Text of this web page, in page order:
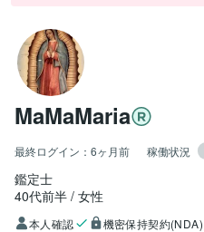
MaMaMaria
最終ログイン： 6ヶ月前 稼働状況
鑑定士
40代前半 女性
本人確認 機密保持契約(NDA)